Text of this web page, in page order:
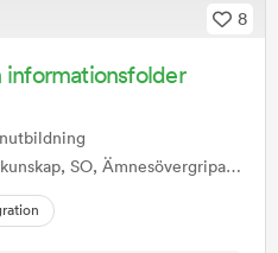
8
informationsfolder
SO, Ämnesövergripande